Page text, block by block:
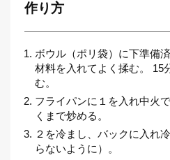
作り方
ボウル（ポリ袋）に下準備
材料を入れてよく揉む。 15
む。
フライパンに１を入れ中火
くまで炒める。
２を冷まし、バックに入れ
らないように）。